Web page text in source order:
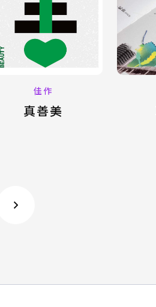
佳作
真善美